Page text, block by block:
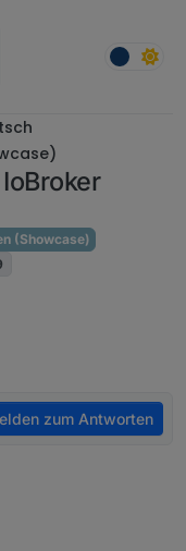
(Showcase)
zum Antworten